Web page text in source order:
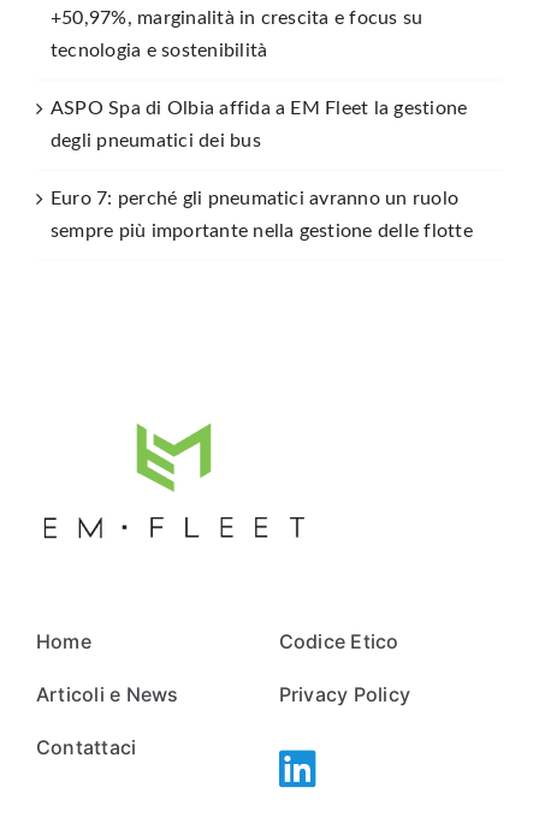
+50,97%, marginalità in crescita e focus su
tecnologia e sostenibilità
ASPO Spa di Olbia affida a EM Fleet la gestione
degli pneumatici dei bus
Euro 7: perché gli pneumatici avranno un ruolo
sempre più importante nella gestione delle flotte
Home
Articoli e News
Contattaci
Codice Etico
Privacy Policy